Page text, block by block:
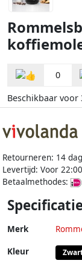
0
Beschikbaar voor
Retourneren: 14
Levertijd: Voor
Betaalmethodes:
Merk
Kleur